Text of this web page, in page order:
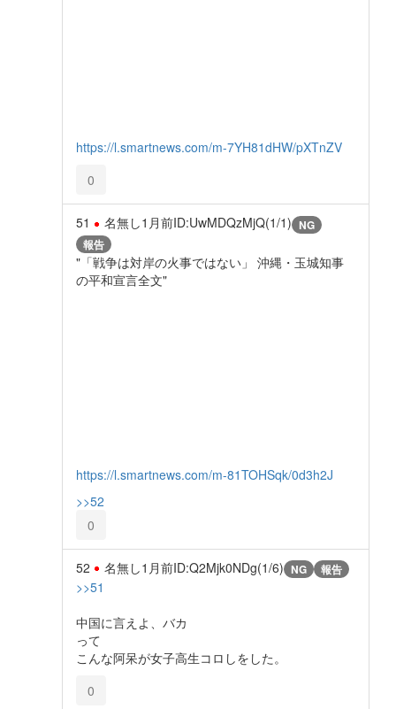
https://l.smartnews.com/m-7YH81dHW/pXTnZV
0
51 名無し1月前ID:UwMDQzMjQ(1/1) NG
報告
"「戦争は対岸の火事ではない」 沖縄・玉城知事
の平和宣言全文"
https://l.smartnews.com/m-81TOHSqk/0d3h2J
>>52
0
52 名無し1月前ID:Q2Mjk0NDg(1/6) NG 報告
>>51
中国に言えよ、バカ
って
こんな阿呆が女子高生コロしをした。
0